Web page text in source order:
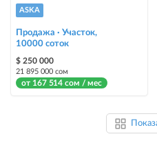
ASKA
Продажа · Участок,
10000 соток
$ 250 000
21 895 000 сом
от 167 514 сом / мес